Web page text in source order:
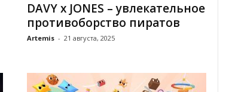
DAVY x JONES – увлекательное
противоборство пиратов
Artemis - 21 августа, 2025